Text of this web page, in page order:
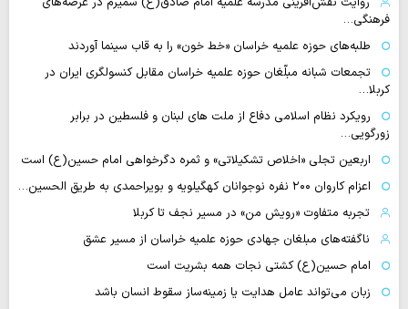
فرهنگی…
طلبه‌های حوزه علمیه خراسان «خط خون» را به قاب سینما آوردند
تجمعات شبانه مبلّغان حوزه علمیه خراسان مقابل کنسولگری ایران در
کربلا…
رویکرد نظام اسلامی دفاع از ملت های لبنان و فلسطین در برابر
زورگویی…
اربعین تجلی «اخلاص تشکیلاتی» و ثمره دگرخواهی امام حسین(ع) است
اعزام کاروان ۲۰۰ نفره نوجوانان کهگیلویه و بویراحمدی به طریق الحسین…
تجربه متفاوت «رویش من» در مسیر نجف تا کربلا
ناگفته‌های مبلغان جهادی حوزه علمیه خراسان از مسیر عشق
امام حسین(ع) کشتی نجات همه بشریت است
زبان می‌تواند عامل هدایت یا زمینه‌ساز سقوط انسان باشد